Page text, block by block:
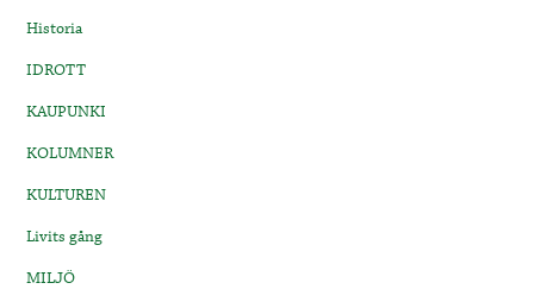
Historia
IDROTT
KAUPUNKI
KOLUMNER
KULTUREN
Livits gång
MILJÖ